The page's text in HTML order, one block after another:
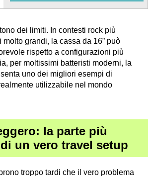
dei limiti. In contesti rock più
grandi, la cassa da 16” può
rispetto a configurazioni più
per moltissimi batteristi moderni, la
uno dei migliori esempi di
utilizzabile nel mondo
la parte più
un vero travel setup
troppo tardi che il vero problema